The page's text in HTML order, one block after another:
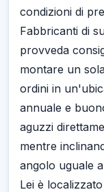
condizioni di
Fabbricanti di
provveda
montare un
ordini in
annuale e
aguzzi
mentre
angolo uguale
Lei è